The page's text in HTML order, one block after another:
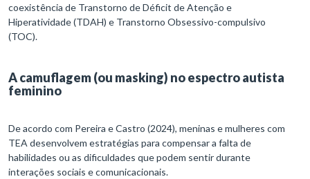
coexistência de Transtorno de Déficit de Atenção e
Hiperatividade (TDAH) e Transtorno Obsessivo-compulsivo
(TOC).
A camuflagem (ou masking) no espectro autista
feminino
De acordo com Pereira e Castro (2024), meninas e mulheres com
TEA desenvolvem estratégias para compensar a falta de
habilidades ou as dificuldades que podem sentir durante
interações sociais e comunicacionais.